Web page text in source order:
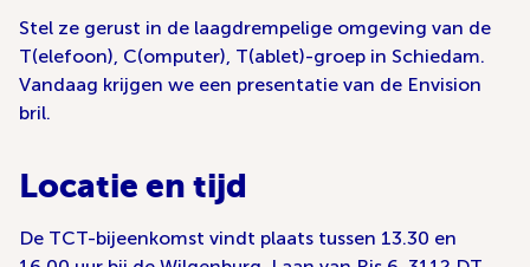
Stel ze gerust in de laagdrempelige omgeving van de
T(elefoon), C(omputer), T(ablet)-groep in Schiedam.
Vandaag krijgen we een presentatie van de Envision
bril.
Locatie en tijd
De TCT-bijeenkomst vindt plaats tussen 13.30 en